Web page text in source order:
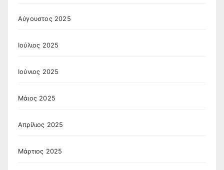
Αύγουστος 2025
Ιούλιος 2025
Ιούνιος 2025
Μάιος 2025
Απρίλιος 2025
Μάρτιος 2025